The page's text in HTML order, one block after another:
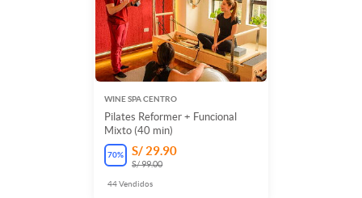
WINE SPA CENTRO
Pilates Reformer + Funcional
Mixto (40 min)
70% S/ 29.90
S/ 99.00
44Vendidos